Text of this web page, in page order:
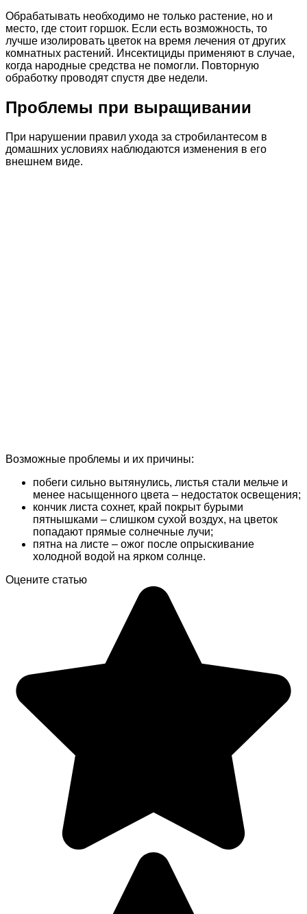
Обрабатывать необходимо не только растение, но и
место, где стоит горшок. Если есть возможность, то
лучше изолировать цветок на время лечения от других
комнатных растений. Инсектициды применяют в случае,
когда народные средства не помогли. Повторную
обработку проводят спустя две недели.
Проблемы при выращивании
При нарушении правил ухода за стробилантесом в
домашних условиях наблюдаются изменения в его
внешнем виде.
Возможные проблемы и их причины:
побеги сильно вытянулись, листья стали мельче и
менее насыщенного цвета – недостаток освещения;
кончик листа сохнет, край покрыт бурыми
пятнышками – слишком сухой воздух, на цветок
попадают прямые солнечные лучи;
пятна на листе – ожог после опрыскивание
холодной водой на ярком солнце.
Оцените статью